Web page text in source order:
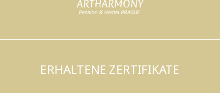
ERHALTENE ZERTIFIKATE